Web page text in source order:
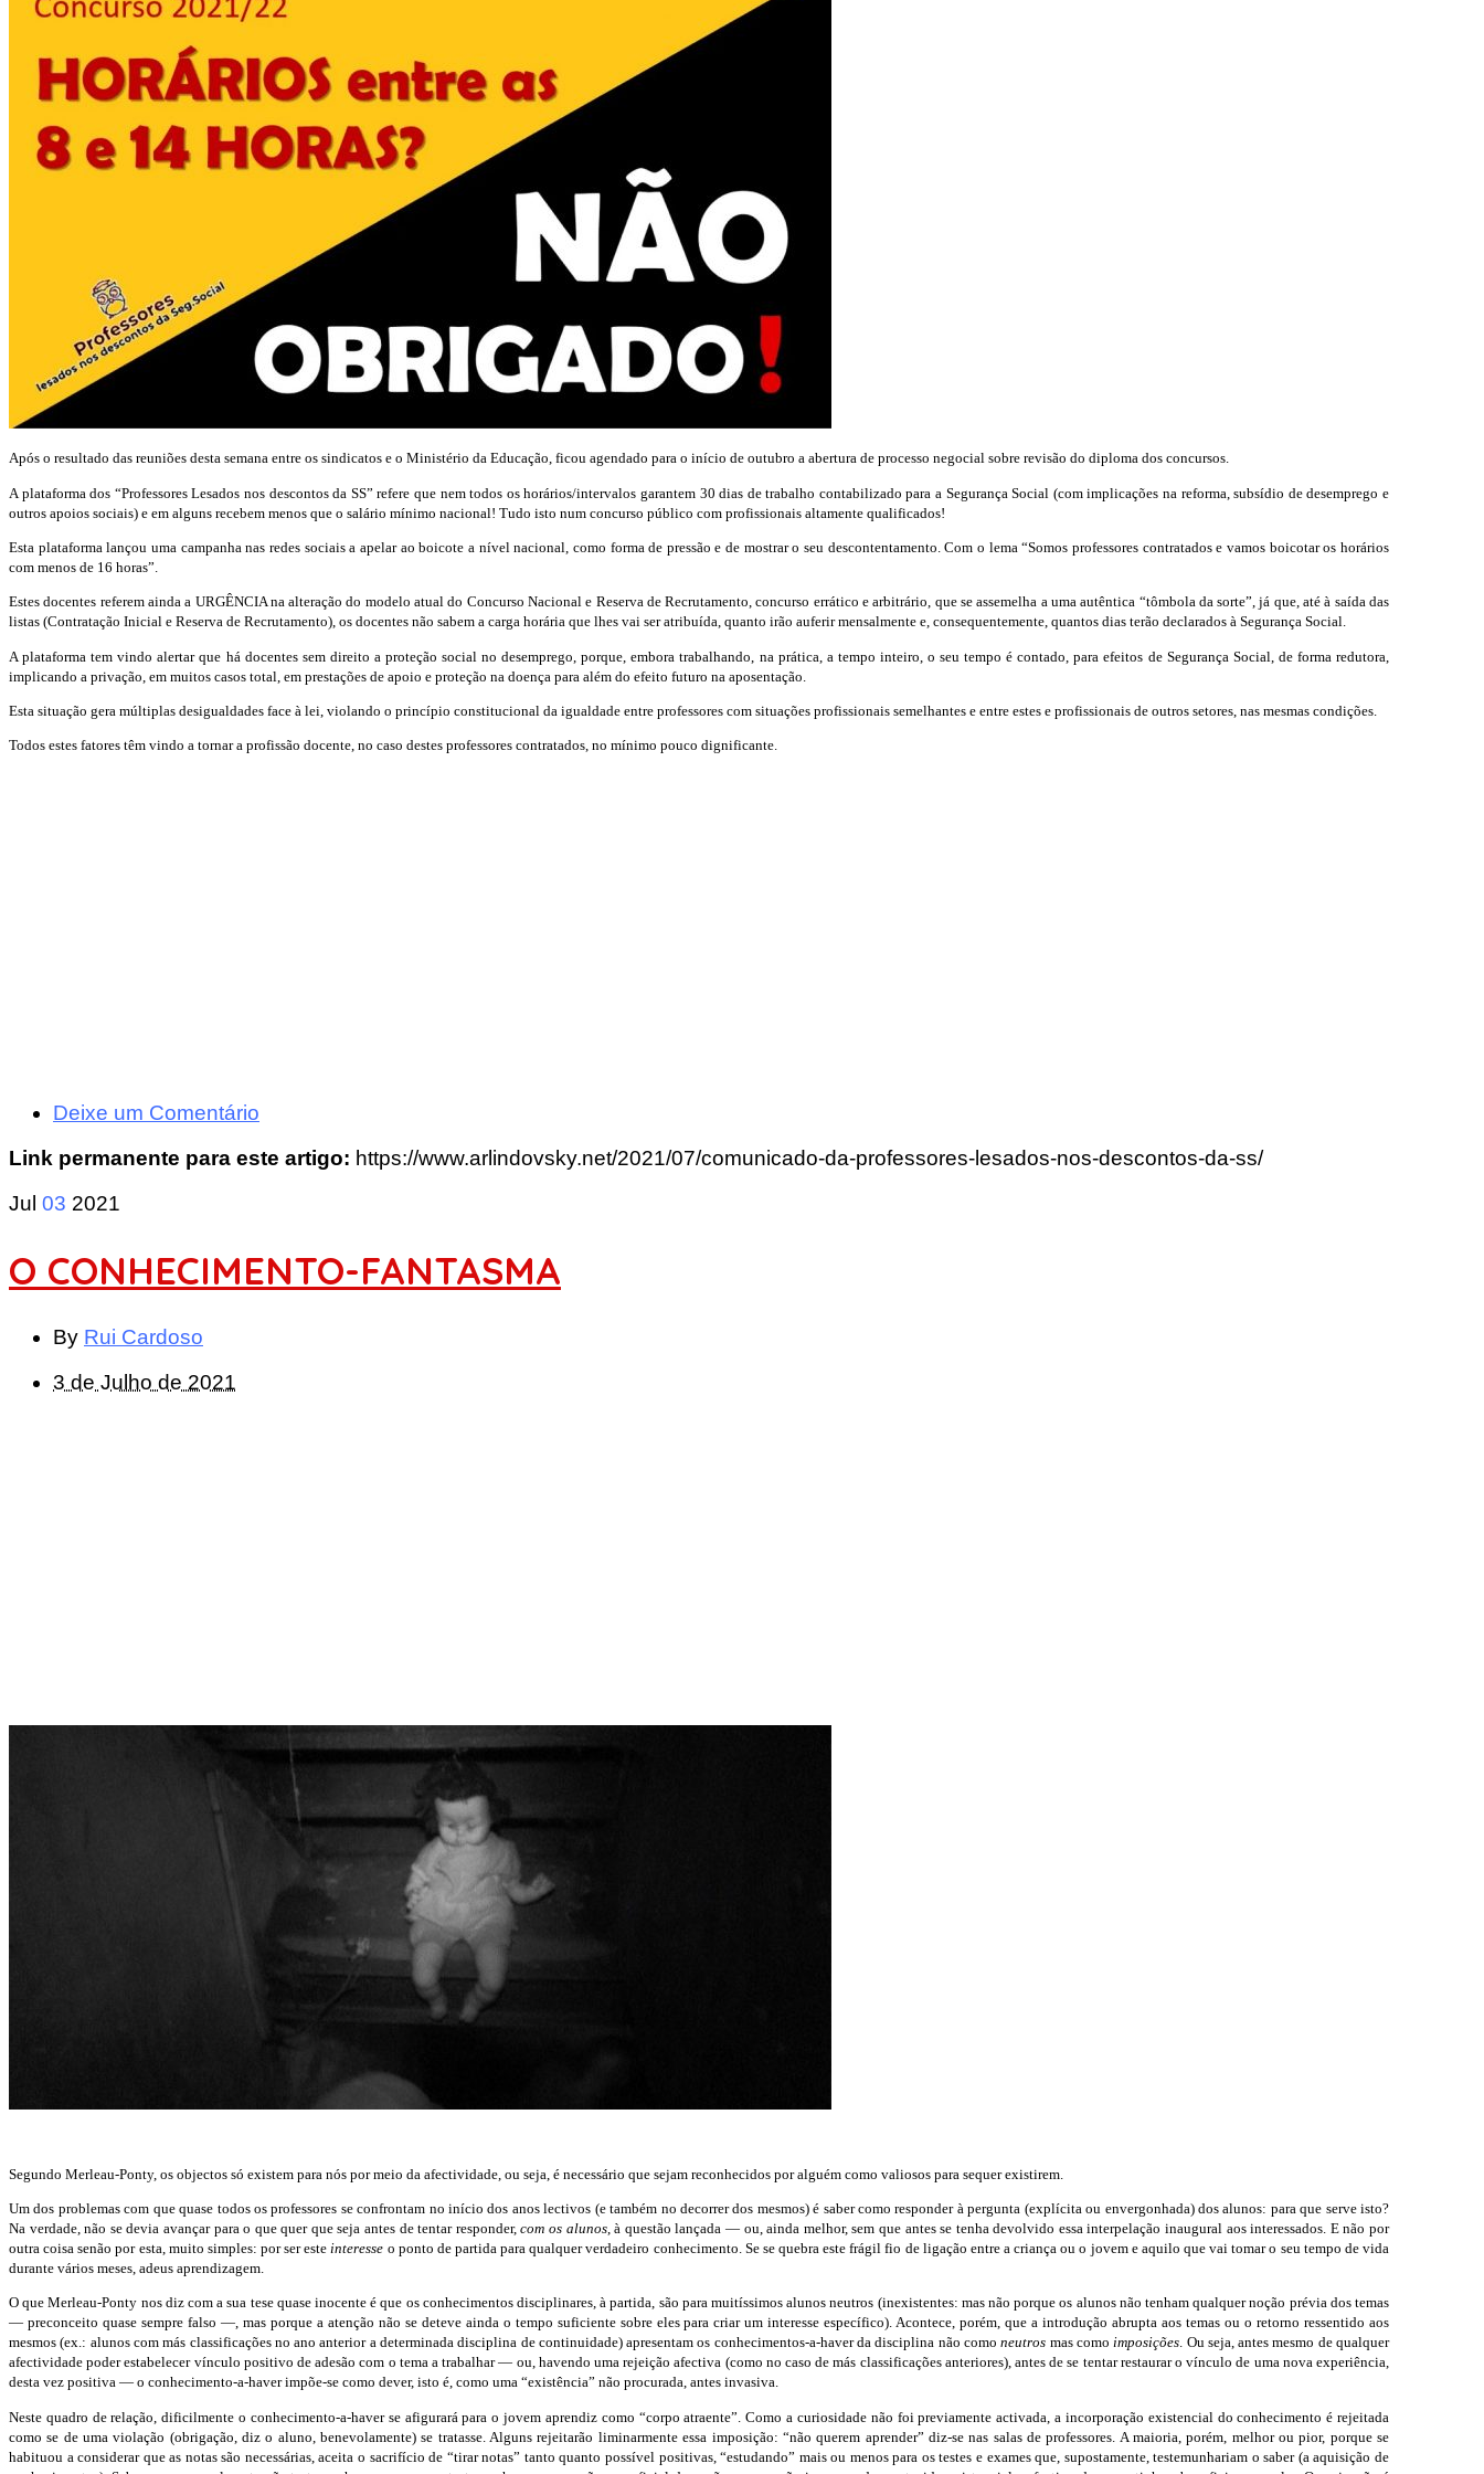
Após o resultado das reuniões desta semana entre os sindicatos e o Ministério da Educação, ficou agendado para o início de outubro a abertura de processo negocial sobre revisão do diploma dos concursos.
A plataforma dos “Professores Lesados nos descontos da SS” refere que nem todos os horários/intervalos garantem 30 dias de trabalho contabilizado para a Segurança Social (com implicações na reforma, subsídio de desemprego e
outros apoios sociais) e em alguns recebem menos que o salário mínimo nacional! Tudo isto num concurso público com profissionais altamente qualificados!
Esta plataforma lançou uma campanha nas redes sociais a apelar ao boicote a nível nacional, como forma de pressão e de mostrar o seu descontentamento. Com o lema “Somos professores contratados e vamos boicotar os horários
com menos de 16 horas”.
Estes docentes referem ainda a URGÊNCIA na alteração do modelo atual do Concurso Nacional e Reserva de Recrutamento, concurso errático e arbitrário, que se assemelha a uma autêntica “tômbola da sorte”, já que, até à saída das
listas (Contratação Inicial e Reserva de Recrutamento), os docentes não sabem a carga horária que lhes vai ser atribuída, quanto irão auferir mensalmente e, consequentemente, quantos dias terão declarados à Segurança Social.
A plataforma tem vindo alertar que há docentes sem direito a proteção social no desemprego, porque, embora trabalhando, na prática, a tempo inteiro, o seu tempo é contado, para efeitos de Segurança Social, de forma redutora,
implicando a privação, em muitos casos total, em prestações de apoio e proteção na doença para além do efeito futuro na aposentação.
Esta situação gera múltiplas desigualdades face à lei, violando o princípio constitucional da igualdade entre professores com situações profissionais semelhantes e entre estes e profissionais de outros setores, nas mesmas condições.
Todos estes fatores têm vindo a tornar a profissão docente, no caso destes professores contratados, no mínimo pouco dignificante.
Deixe um Comentário
Link permanente para este artigo: https://www.arlindovsky.net/2021/07/comunicado-da-professores-lesados-nos-descontos-da-ss/
Jul 03 2021
O CONHECIMENTO-FANTASMA
By Rui Cardoso
3 de Julho de 2021
Segundo Merleau-Ponty, os objectos só existem para nós por meio da afectividade, ou seja, é necessário que sejam reconhecidos por alguém como valiosos para sequer existirem.
Um dos problemas com que quase todos os professores se confrontam no início dos anos lectivos (e também no decorrer dos mesmos) é saber como responder à pergunta (explícita ou envergonhada) dos alunos: para que serve isto?
Na verdade, não se devia avançar para o que quer que seja antes de tentar responder,com os alunos, à questão lançada — ou, ainda melhor, sem que antes se tenha devolvido essa interpelação inaugural aos interessados. E não por
outra coisa senão por esta, muito simples: por ser esteinteresse o ponto de partida para qualquer verdadeiro conhecimento. Se se quebra este frágil fio de ligação entre a criança ou o jovem e aquilo que vai tomar o seu tempo de vida
durante vários meses, adeus aprendizagem.
O que Merleau-Ponty nos diz com a sua tese quase inocente é que os conhecimentos disciplinares, à partida, são para muitíssimos alunos neutros (inexistentes: mas não porque os alunos não tenham qualquer noção prévia dos temas
— preconceito quase sempre falso —, mas porque a atenção não se deteve ainda o tempo suficiente sobre eles para criar um interesse específico). Acontece, porém, que a introdução abrupta aos temas ou o retorno ressentido aos
mesmos (ex.: alunos com más classificações no ano anterior a determinada disciplina de continuidade) apresentam os conhecimentos-a-haver da disciplina não comoneutros mas comoimposições. Ou seja, antes mesmo de qualquer
afectividade poder estabelecer vínculo positivo de adesão com o tema a trabalhar — ou, havendo uma rejeição afectiva (como no caso de más classificações anteriores), antes de se tentar restaurar o vínculo de uma nova experiência,
desta vez positiva — o conhecimento-a-haver impõe-se como dever, isto é, como uma “existência” não procurada, antes invasiva.
Neste quadro de relação, dificilmente o conhecimento-a-haver se afigurará para o jovem aprendiz como “corpo atraente”. Como a curiosidade não foi previamente activada, a incorporação existencial do conhecimento é rejeitada
como se de uma violação (obrigação, diz o aluno, benevolamente) se tratasse. Alguns rejeitarão liminarmente essa imposição: “não querem aprender” diz-se nas salas de professores. A maioria, porém, melhor ou pior, porque se
habituou a considerar que as notas são necessárias, aceita o sacrifício de “tirar notas” tanto quanto possível positivas, “estudando” mais ou menos para os testes e exames que, supostamente, testemunhariam o saber (a aquisição de